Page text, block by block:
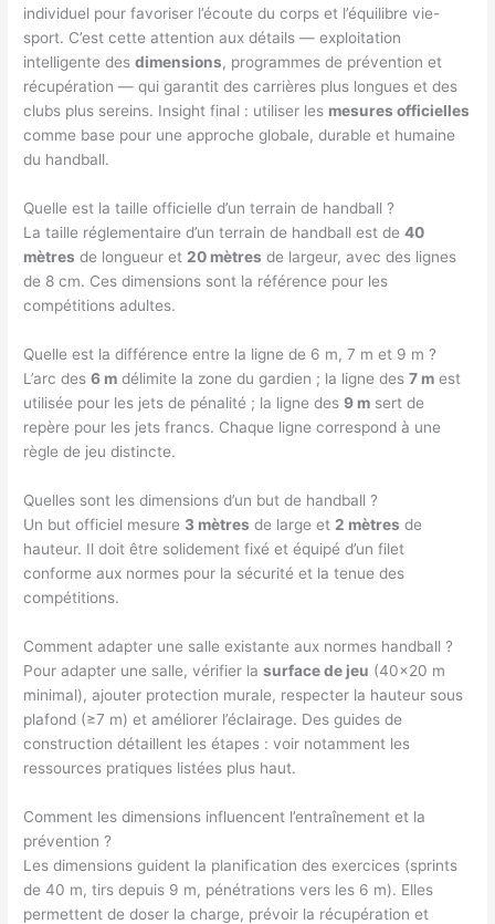
individuel pour favoriser l’écoute du corps et l’équilibre vie-
sport. C’est cette attention aux détails — exploitation
intelligente desdimensions, programmes de prévention et
récupération — qui garantit des carrières plus longues et des
clubs plus sereins. Insight final : utiliser les mesures officielles
comme base pour une approche globale, durable et humaine
du handball.
Quelle est la taille officielle d’un terrain de handball ?
La taille réglementaire d’un terrain de handball est de40
mètres de longueur et 20 mètres de largeur, avec des lignes
de 8 cm. Ces dimensions sont la référence pour les
compétitions adultes.
Quelle est la différence entre la ligne de 6 m, 7 m et 9 m ?
L’arc des6 m délimite la zone du gardien ; la ligne des7 m est
utilisée pour les jets de pénalité ; la ligne des9 m sert de
repère pour les jets francs. Chaque ligne correspond à une
règle de jeu distincte.
Quelles sont les dimensions d’un but de handball ?
Un but officiel mesure 3 mètres de large et 2 mètres de
hauteur. Il doit être solidement fixé et équipé d’un filet
conforme aux normes pour la sécurité et la tenue des
compétitions.
Comment adapter une salle existante aux normes handball ?
Pour adapter une salle, vérifier lasurface de jeu (40×20 m
minimal), ajouter protection murale, respecter la hauteur sous
plafond (≥7 m) et améliorer l’éclairage. Des guides de
construction détaillent les étapes : voir notamment les
ressources pratiques listées plus haut.
Comment les dimensions influencent l’entraînement et la
prévention ?
Les dimensions guident la planification des exercices (sprints
de 40 m, tirs depuis 9 m, pénétrations vers les 6 m). Elles
permettent de doser la charge, prévoir la récupération et